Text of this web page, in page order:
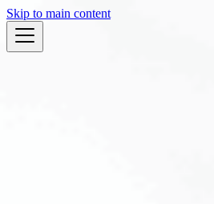
Skip to main content